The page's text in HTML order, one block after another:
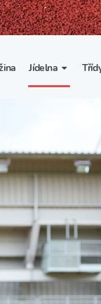
sportovními
klub
a sport
Jídelna
Vnitřní řád